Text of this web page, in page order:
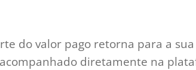
do valor pago retorna para a
diretamente na